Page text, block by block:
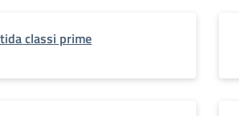
classi prime